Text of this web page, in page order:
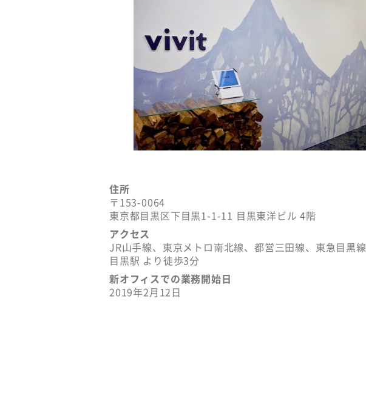
住所
〒153-0064
東京都目黒区下目黒1-1-11 目黒東洋ビル 4階
アクセス
JR山手線、東京メトロ南北線、都営三田線、東急目黒線
目黒駅 より徒歩3分
新オフィスでの業務開始日
2019年2月12日